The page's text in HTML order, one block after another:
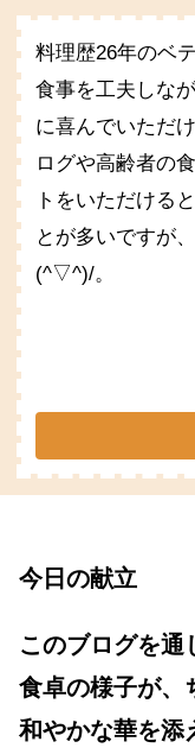
料理歴26年のベ
食事を工夫しな
に喜んでいただ
ログや高齢者の
トをいただける
とが多いですが
(^▽^)/。
今日の献立
このブログを通
食卓の様子が、
和やかな華を添